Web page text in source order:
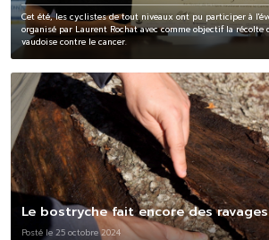
Cet été, les cyclistes de tout niveaux ont pu participer à
organisé par Laurent Rochat avec comme objectif la récolte
vaudoise contre le cancer.
Le bostryche fait encore des ravages
Posté le 25 octobre 2024